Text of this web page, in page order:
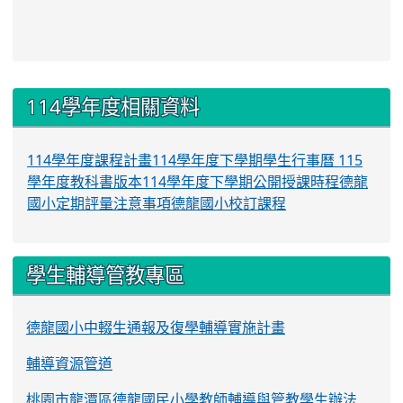
::: 114學年度相關資料
114學年度課程計畫114學年度下學期學生行事曆 115
學年度教科書版本114學年度下學期公開授課時程德龍
國小定期評量注意事項德龍國小校訂課程
學生輔導管教專區
德龍國小中輟生通報及復學輔導實施計畫
輔導資源管道